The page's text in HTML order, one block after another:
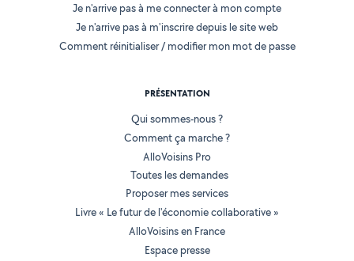
Je n'arrive pas à me connecter à mon compte
Je n'arrive pas à m'inscrire depuis le site web
Comment réinitialiser / modifier mon mot de passe
PRÉSENTATION
Qui sommes-nous ?
Comment ça marche ?
AlloVoisins Pro
Toutes les demandes
Proposer mes services
Livre « Le futur de l'économie collaborative »
AlloVoisins en France
Espace presse